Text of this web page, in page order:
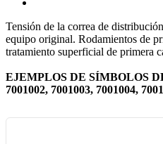
Tensión de la correa de
equipo original. Rodamientos de
tratamiento superficial de primera
EJEMPLOS DE SÍMBOLOS
7001002, 7001003, 7001004,